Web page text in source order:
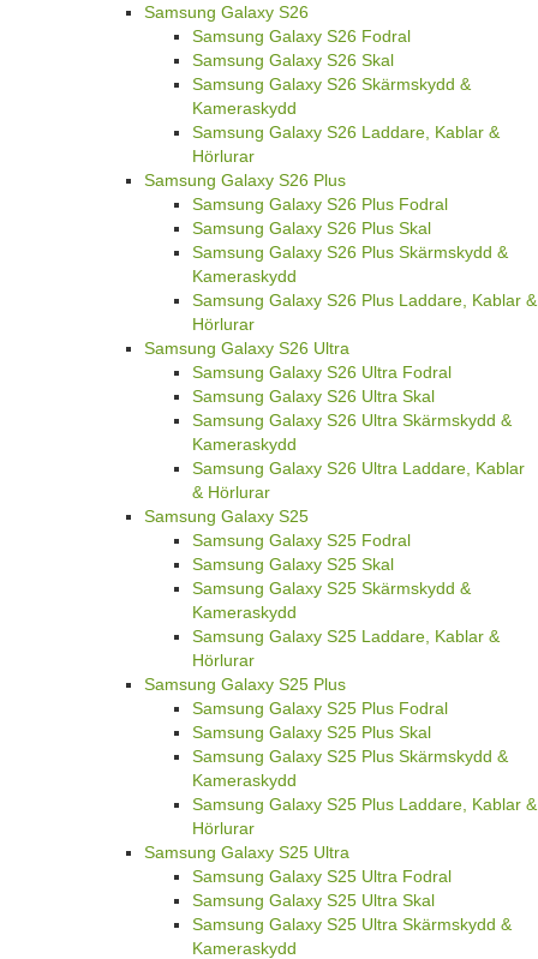
Samsung Galaxy S26
Samsung Galaxy S26 Fodral
Samsung Galaxy S26 Skal
Samsung Galaxy S26 Skärmskydd &
Kameraskydd
Samsung Galaxy S26 Laddare, Kablar &
Hörlurar
Samsung Galaxy S26 Plus
Samsung Galaxy S26 Plus Fodral
Samsung Galaxy S26 Plus Skal
Samsung Galaxy S26 Plus Skärmskydd &
Kameraskydd
Samsung Galaxy S26 Plus Laddare, Kablar &
Hörlurar
Samsung Galaxy S26 Ultra
Samsung Galaxy S26 Ultra Fodral
Samsung Galaxy S26 Ultra Skal
Samsung Galaxy S26 Ultra Skärmskydd &
Kameraskydd
Samsung Galaxy S26 Ultra Laddare, Kablar
& Hörlurar
Samsung Galaxy S25
Samsung Galaxy S25 Fodral
Samsung Galaxy S25 Skal
Samsung Galaxy S25 Skärmskydd &
Kameraskydd
Samsung Galaxy S25 Laddare, Kablar &
Hörlurar
Samsung Galaxy S25 Plus
Samsung Galaxy S25 Plus Fodral
Samsung Galaxy S25 Plus Skal
Samsung Galaxy S25 Plus Skärmskydd &
Kameraskydd
Samsung Galaxy S25 Plus Laddare, Kablar &
Hörlurar
Samsung Galaxy S25 Ultra
Samsung Galaxy S25 Ultra Fodral
Samsung Galaxy S25 Ultra Skal
Samsung Galaxy S25 Ultra Skärmskydd &
Kameraskydd